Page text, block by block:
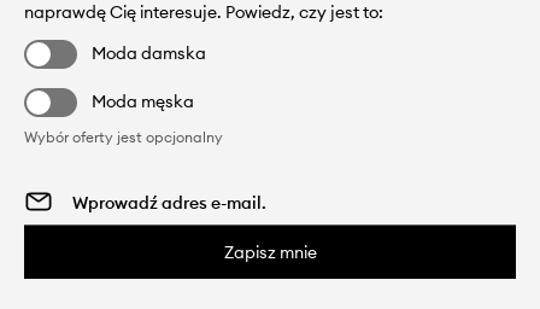
naprawdę Cię interesuje. Powiedz, czy jest to:
Moda damska
Moda męska
Wybór oferty jest opcjonalny
Zapisz mnie